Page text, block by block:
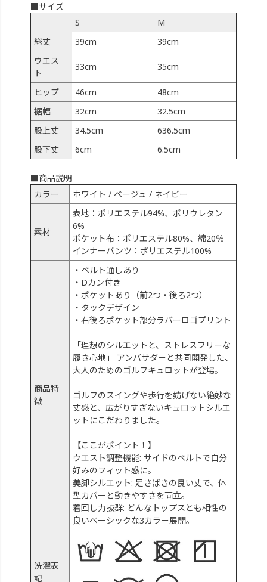
■サイズ
S
M
総丈
39cm
39cm
ウエス
ト
33cm 35cm
ヒップ 46cm
48cm
裾幅
32cm
32.5cm
股上丈
34.5cm
636.5cm
股下丈
6cm 6.5cm
■商品説明
カラー
ホワイト / ベージュ / ネイビー
素材
表地：ポリエステル94%、ポリウレタン
6%
ポケット布：ポリエステル80%、綿20％
インナーパンツ：ポリエステル100%
商品特
徴
・ベルト通しあり
・Dカン付き
・ポケットあり（前2つ・後ろ2つ）
・タックデザイン
・右後ろポケット部分ラバーロゴプリント
「理想のシルエットと、ストレスフリーな
履き心地」 アンバサダーと共同開発した、
大人のためのゴルフキュロットが登場。
ゴルフのスイングや歩行を妨げない絶妙な
丈感と、広がりすぎないキュロットシルエ
ットにこだわりました。
【ここがポイント！】
ウエスト調整機能: サイドのベルトで自分
好みのフィット感に。
美脚シルエット: 足さばきの良い丈で、体
型カバーと動きやすさを両立。
着回し力抜群: どんなトップスとも相性の
良いベーシックな3カラー展開。
洗濯表
記